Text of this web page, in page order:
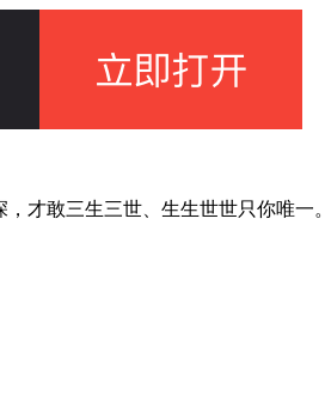
才敢三生三世、生生世世只你唯一。